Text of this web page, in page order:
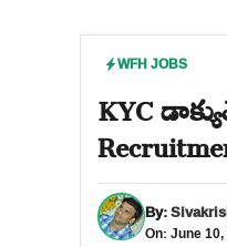
WFH JOBS
KYC
By:
On: June